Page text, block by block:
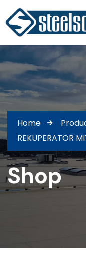
Home
REKUPERATOR
Shop